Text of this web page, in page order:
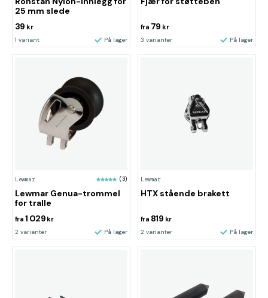
25 mm slede
39 kr
1 variant På lager
fra 79 kr
3 varianter På lager
Lewmar (3)
Lewmar Genua-trommel
for tralle
fra 1 029 kr
2 varianter På lager
Lewmar
HTX stående brakett
fra 819 kr
2 varianter På lager